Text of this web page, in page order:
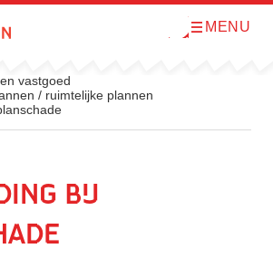
O
MENU
vastgoed
/ ruimtelijke plannen
bij